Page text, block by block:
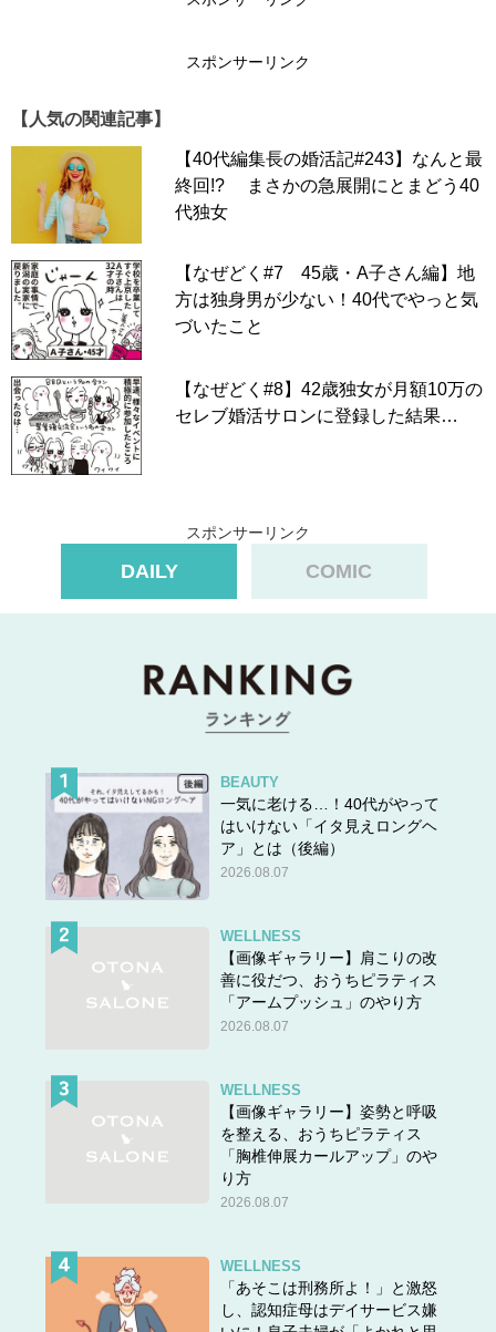
スポンサーリンク
【人気の関連記事】
【40代編集長の婚活記#243】なんと最
終回!? まさかの急展開にとまどう40
代独女
【なぜどく#7 45歳・A子さん編】地
方は独身男が少ない！40代でやっと気
づいたこと
【なぜどく#8】42歳独女が月額10万の
セレブ婚活サロンに登録した結果…
スポンサーリンク
DAILY COMIC
BEAUTY
一気に老ける…！40代がやって
はいけない「イタ見えロングヘ
ア」とは（後編）
2026.08.07
WELLNESS
【画像ギャラリー】肩こりの改
善に役だつ、おうちピラティス
「アームプッシュ」のやり方
2026.08.07
WELLNESS
【画像ギャラリー】姿勢と呼吸
を整える、おうちピラティス
「胸椎伸展カールアップ」のや
り方
2026.08.07
WELLNESS
「あそこは刑務所よ！」と激怒
し、認知症母はデイサービス嫌